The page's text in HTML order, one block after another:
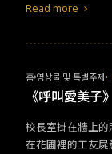
Read more
홈 영상물 및 특별주제
《呼叫愛美子
校長室掛在牆上
在花圃裡的工友